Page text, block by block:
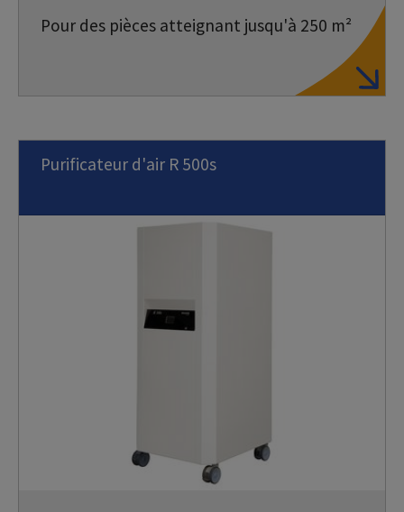
Pour des pièces atteignant jusqu'à 250 m²
Purificateur d'air R 500s